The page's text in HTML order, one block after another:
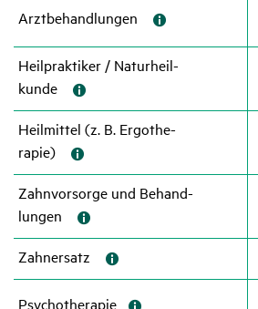
Arzt­be­hand­lungen
Heil­prak­tiker / Natur­heil­
kunde
Heil­mittel (z. B. Ergo­the­
rapie)
Zahn­vor­sorge und Behand­
lungen
Zahn­er­satz
Psycho­the­rapie